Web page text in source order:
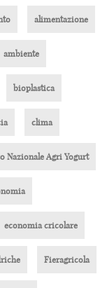
alimentazione
ambiente
bioplastica
clima
Nazionale Agri Yogurt
economia cricolare
Fieragricola